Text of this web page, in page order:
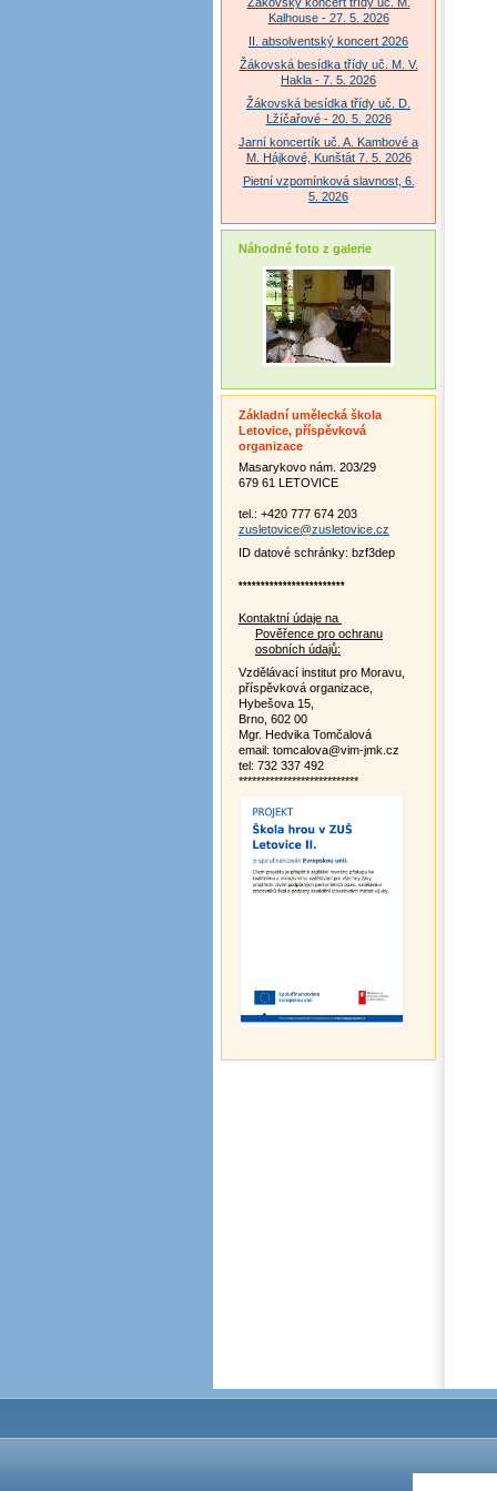
Kalhouse - 27. 5. 2026
II. absolventský koncert 2026
Žákovská besídka třídy uč. M. V.
Hakla - 7. 5. 2026
Žákovská besídka třídy uč. D.
Lžíčařové - 20. 5. 2026
Jarní koncertík uč. A. Kambové a
M. Hájkové, Kunštát 7. 5. 2026
Pietní vzpomínková slavnost, 6.
5. 2026
Náhodné foto z galerie
Základní umělecká škola
Letovice, příspěvková
organizace
Masarykovo nám. 203/29
679 61 LETOVICE
tel.: +420 777 674 203
zusletovice@zusletovice.cz
ID datové schránky: bzf3dep
************************
Kontaktní údaje na
Pověřence pro ochranu
osobních údajů:
Vzdělávací institut pro Moravu,
příspěvková organizace,
Hybešova 15,
Brno, 602 00
Mgr. Hedvika Tomčalová
email: tomcalova@vim-jmk.cz
tel: 732 337 492
***************************